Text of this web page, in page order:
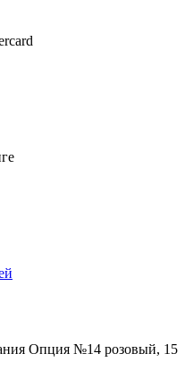
Опция №14 розовый, 15